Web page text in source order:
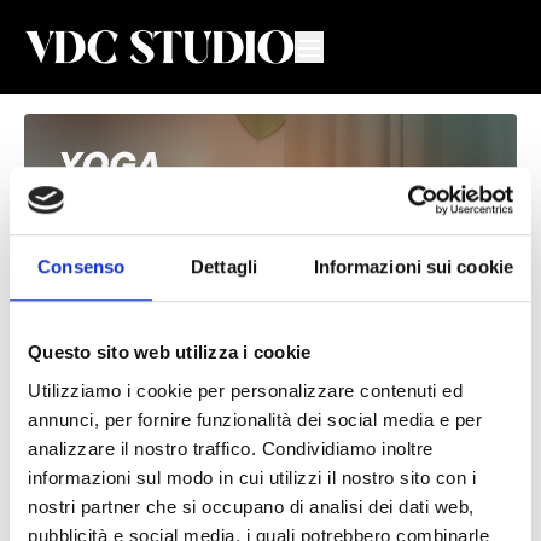
Consenso Dettagli Informazioni sui cookie
Questo sito web utilizza i cookie
Utilizziamo i cookie per personalizzare contenuti ed
annunci, per fornire funzionalità dei social media e per
analizzare il nostro traffico. Condividiamo inoltre
informazioni sul modo in cui utilizzi il nostro sito con i
nostri partner che si occupano di analisi dei dati web,
pubblicità e social media, i quali potrebbero combinarle
Energia Essenziale #41
Lezione di Yoga con Giulia, pratica mattutina o ideale quando si